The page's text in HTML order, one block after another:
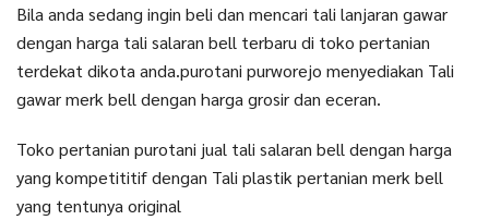
Bila anda sedang ingin beli dan mencari tali lanjaran gawar
dengan harga tali salaran bell terbaru di toko pertanian
terdekat dikota anda.purotani purworejo menyediakan Tali
gawar merk bell dengan harga grosir dan eceran.
Toko pertanian purotani jual tali salaran bell dengan harga
yang kompetititif dengan Tali plastik pertanian merk bell
yang tentunya original